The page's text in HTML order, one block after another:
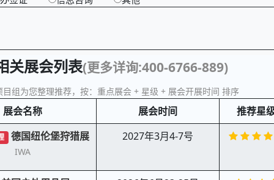
关展会列表(更多详询:400-6766-889)
组为您整理推荐，按：重点展会 + 星级 + 展会开展时间 排序
展会名称 展会时间 推荐星
德国纽伦堡狩猎展
IWA
2027年3月4-7号